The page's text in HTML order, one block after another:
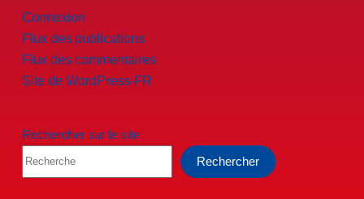
Connexion
Flux des publications
Flux des commentaires
Site de WordPress-FR
Rechercher sur le site
Rechercher